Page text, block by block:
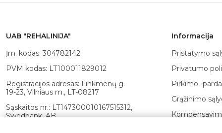
UAB "REHALINIJA"
Įm. kodas: 304782142
PVM kodas: LT100011829012
Registracijos adresas: Linkmenų g.
19-23, Vilniaus m., LT-08217
Sąskaitos nr.: LT147300010167515312,
Swedbank, AB
Informacija
Pristatymo
Privatumo
Pirkimo-
Grąžinimo